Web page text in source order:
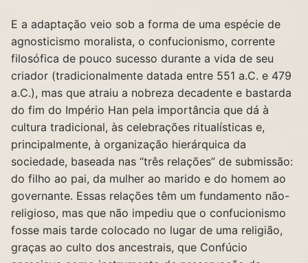
E a adaptação veio sob a forma de uma espécie de
agnosticismo moralista, o confucionismo, corrente
filosófica de pouco sucesso durante a vida de seu
criador (tradicionalmente datada entre 551 a.C. e 479
a.C.), mas que atraiu a nobreza decadente e bastarda
do fim do Império Han pela importância que dá à
cultura tradicional, às celebrações ritualísticas e,
principalmente, à organização hierárquica da
sociedade, baseada nas “três relações” de submissão:
do filho ao pai, da mulher ao marido e do homem ao
governante. Essas relações têm um fundamento não-
religioso, mas que não impediu que o confucionismo
fosse mais tarde colocado no lugar de uma religião,
graças ao culto dos ancestrais, que Confúcio